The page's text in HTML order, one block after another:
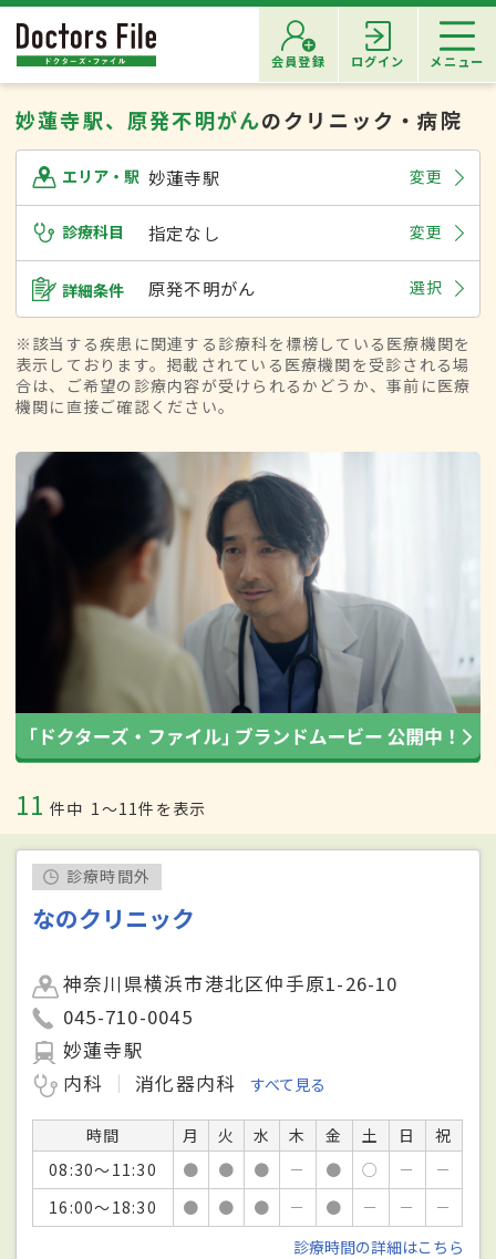
会員登録 ログイン メニュー
妙蓮寺駅、原発不明がんのクリニック・病院
エリア・駅 妙蓮寺駅 変更
診療科目 指定なし 変更
詳細条件 原発不明がん 選択
※該当する疾患に関連する診療科を標榜している医療機関を
表示しております。掲載されている医療機関を受診される場
合は、ご希望の診療内容が受けられるかどうか、事前に医療
機関に直接ご確認ください。
11 件中 1〜11件を表示
診療時間外
なのクリニック
神奈川県横浜市港北区仲手原1-26-10
045-710-0045
妙蓮寺駅
内科
消化器内科 すべて見る
時間 月 火 水 木 金 土 日
祝
08:30～11:30
● ● ● － ● ○ －
－
16:00～18:30
● ● ● － ● － －
－
診療時間の詳細はこちら